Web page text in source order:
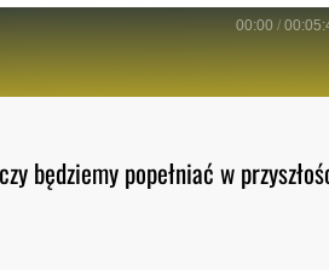
00:00 /
będziemy popełniać w